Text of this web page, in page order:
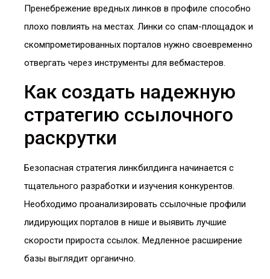
Пренебрежение вредных линков в профиле способно
плохо повлиять на местах. Линки со спам-площадок и
скомпрометированных порталов нужно своевременно
отвергать через инструменты для вебмастеров.
Как создать надежную
стратегию ссылочного
раскрутки
Безопасная стратегия линкбилдинга начинается с
тщательного разработки и изучения конкурентов.
Необходимо проанализировать ссылочные профили
лидирующих порталов в нише и выявить лучшие
скорости прироста ссылок. Медленное расширение
базы выглядит органично.